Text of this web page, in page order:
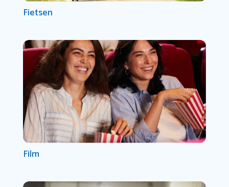
Fietsen
Film